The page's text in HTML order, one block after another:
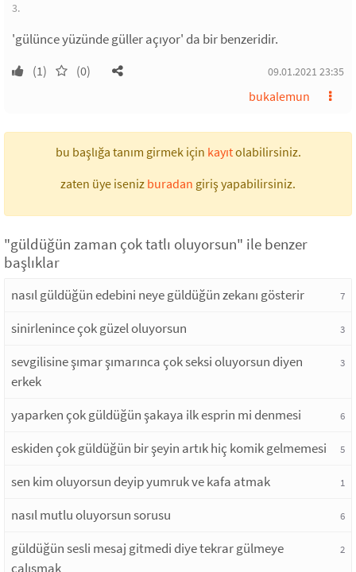
3.
'gülünce yüzünde güller açıyor' da bir benzeridir.
(1) (0) 09.01.2021 23:35
bukalemun
bu başlığa tanım girmek için kayıtolabilirsiniz.
zaten üye iseniz buradan giriş yapabilirsiniz.
"güldüğün zaman çok tatlı oluyorsun" ile benzer
başlıklar
nasıl güldüğün edebini neye güldüğün zekanı gösterir 7
sinirlenince çok güzel oluyorsun 3
sevgilisine şımar şımarınca çok seksi oluyorsun diyen
erkek
3
yaparken çok güldüğün şakaya ilk esprin mi denmesi 6
eskiden çok güldüğün bir şeyin artık hiç komik gelmemesi 5
sen kim oluyorsun deyip yumruk ve kafa atmak 1
nasıl mutlu oluyorsun sorusu 6
güldüğün sesli mesaj gitmedi diye tekrar gülmeye
çalışmak
2